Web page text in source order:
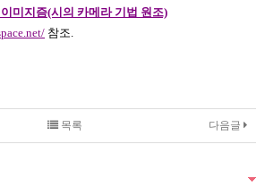
미지즘(시의 카메라 기법 원조)
참조.
다음글
목록